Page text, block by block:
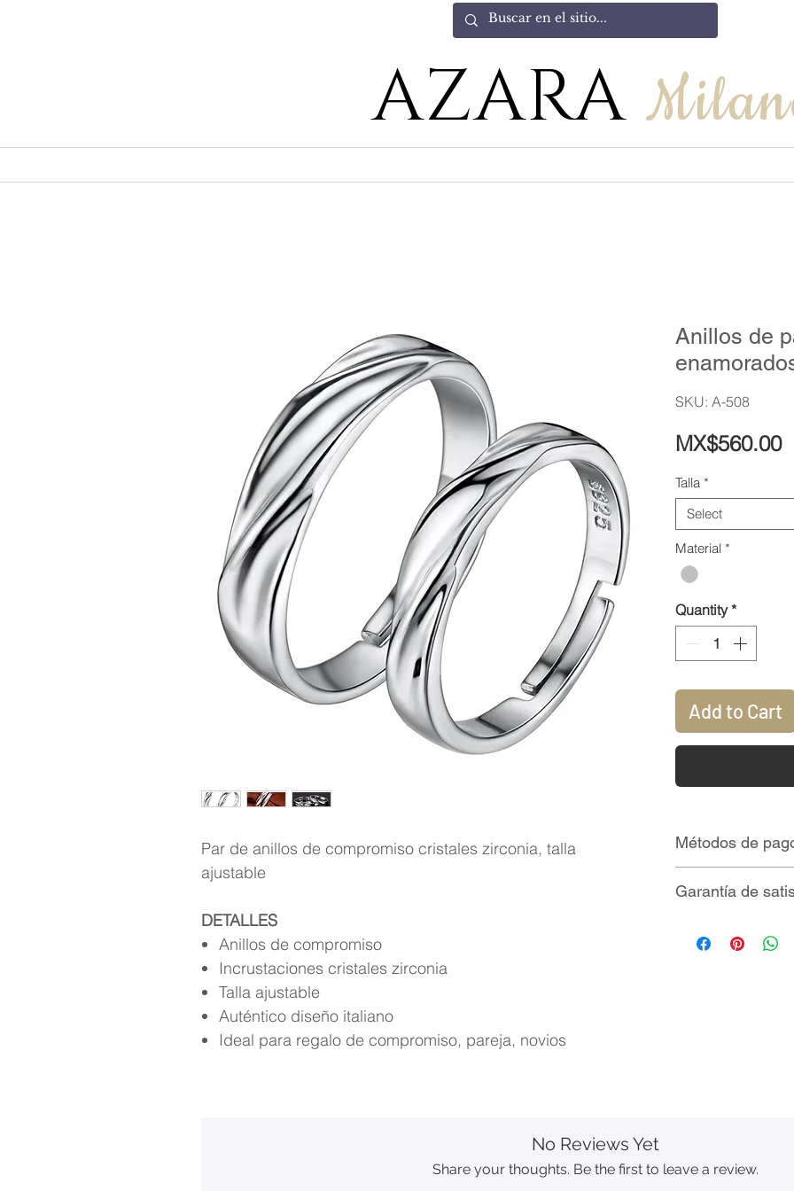
AZARA
Par de anillos de compromiso cristales zirconia, talla
ajustable
DETALLES
Anillos de compromiso
Incrustaciones cristales zirconia
Talla ajustable
Auténtico diseño italiano
Ideal para regalo de compromiso, pareja, novios
Anillos de
SKU: A-508
MX$560.00
Talla *
Select
Material *
Quantity *
Add to Cart
Métodos de
MercadoPago
Garantía de
altos estándares
No Reviews Yet
Share your thoughts. Be the first to leave a review.